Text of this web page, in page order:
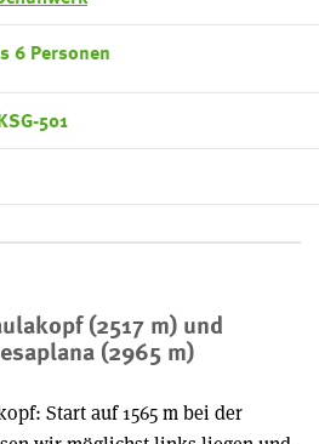
6 Personen
501
(2517 m) und
(2965 m)
Start auf 1565 m bei der